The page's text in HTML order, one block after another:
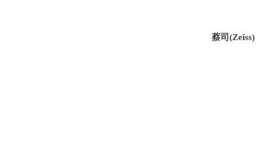
蔡司 (Zeiss)